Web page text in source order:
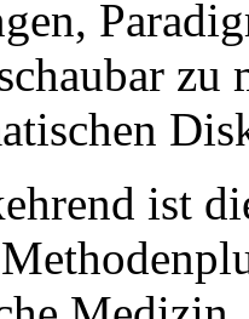
zu
ist